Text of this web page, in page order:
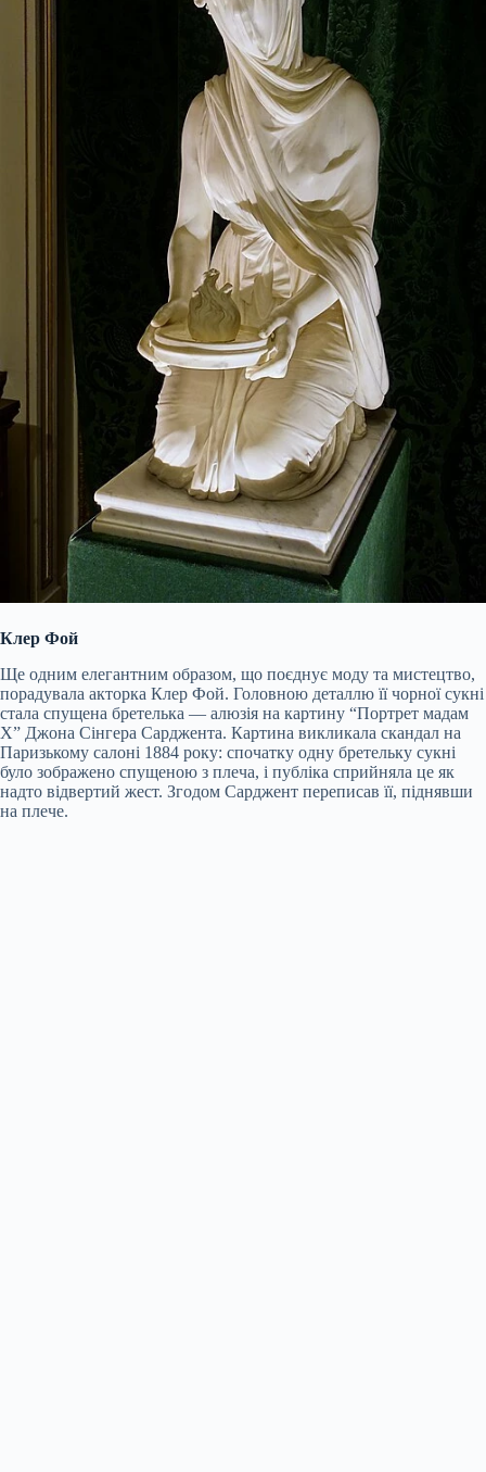
Клер Фой
Ще одним елегантним образом, що поєднує моду та мистецтво,
порадувала акторка Клер Фой. Головною деталлю її чорної сукні
стала спущена бретелька — алюзія на картину “Портрет мадам
Х” Джона Сінгера Сарджента. Картина викликала скандал на
Паризькому салоні 1884 року: спочатку одну бретельку сукні
було зображено спущеною з плеча, і публіка сприйняла це як
надто відвертий жест. Згодом Сарджент переписав її, піднявши
на плече.